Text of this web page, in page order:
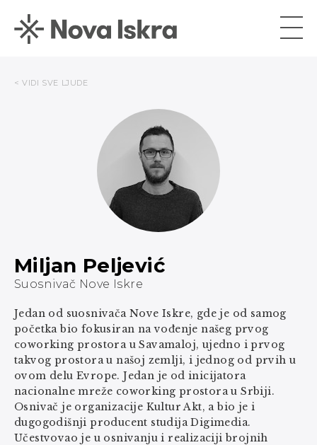
< VIDI SVE LJUDE
Miljan Peljević
Suosnivač Nove Iskre
Jedan od suosnivača Nove Iskre, gde je od samog
početka bio fokusiran na vođenje našeg prvog
coworking prostora u Savamaloj, ujedno i prvog
takvog prostora u našoj zemlji, i jednog od prvih u
ovom delu Evrope. Jedan je od inicijatora
nacionalne mreže coworking prostora u Srbiji.
Osnivač je organizacije Kultur Akt, a bio je i
dugogodišnji producent studija Digimedia.
Učestvovao je u osnivanju i realizaciji brojnih